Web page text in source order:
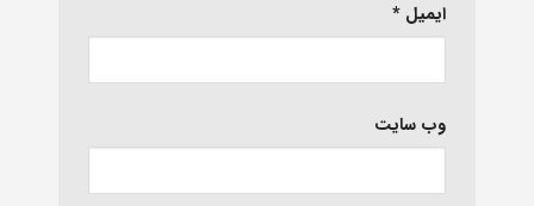
ایمیل *
وب‌ سایت